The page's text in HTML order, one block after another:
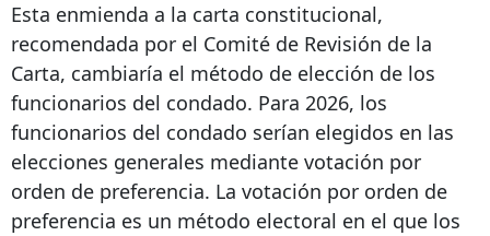
Esta enmienda a la carta constitucional,
recomendada por el Comité de Revisión de la
Carta, cambiaría el método de elección de los
funcionarios del condado. Para 2026, los
funcionarios del condado serían elegidos en las
elecciones generales mediante votación por
orden de preferencia. La votación por orden de
preferencia es un método electoral en el que los